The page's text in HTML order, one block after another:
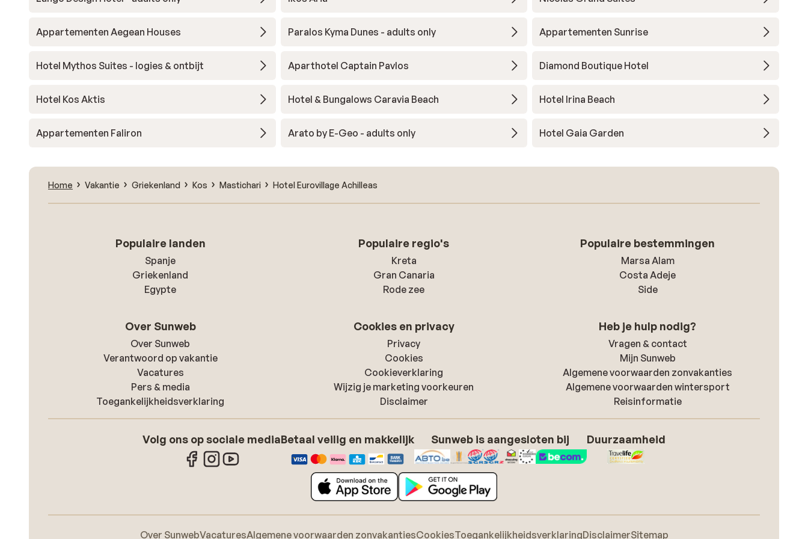
l’île, trouver de belles plages ou accéder à des
apprécié la découverte de l’île en voiture, certaines
soirées organisées par l’hôtel ainsi que les belles
Appartementen Aegean Houses Paralos Kyma Dunes - adults only Appartementen Sunrise
Hotel Mythos Suites - logies & ontbijt Aparthotel Captain Pavlos Diamond Boutique Hotel
Hotel Kos Aktis Hotel & Bungalows Caravia Beach Hotel Irina Beach
Appartementen Faliron Arato by E-Geo - adults only Hotel Gaia Garden
Home Vakantie Griekenland Kos Mastichari Hotel Eurovillage Achilleas
Populaire landen
Spanje
Griekenland
Egypte
Populaire regio's
Kreta
Gran Canaria
Rode zee
Populaire bestemmingen
Marsa Alam
Costa Adeje
Side
Over Sunweb
Over Sunweb
Verantwoord op vakantie
Vacatures
Pers & media
Toegankelijkheidsverklaring
Cookies en privacy
Privacy
Cookies
Cookieverklaring
Wijzig je marketing voorkeuren
Disclaimer
Heb je hulp nodig?
Vragen & contact
Mijn Sunweb
Algemene voorwaarden zonvakanties
Algemene voorwaarden wintersport
Reisinformatie
Volg ons op sociale mediaBetaal veilig en makkelijk Sunweb is aangesloten bij Duurzaamheid
Over SunwebVacaturesAlgemene voorwaarden zonvakantiesCookiesToegankelijkheidsverklaringDisclaimerSitemap